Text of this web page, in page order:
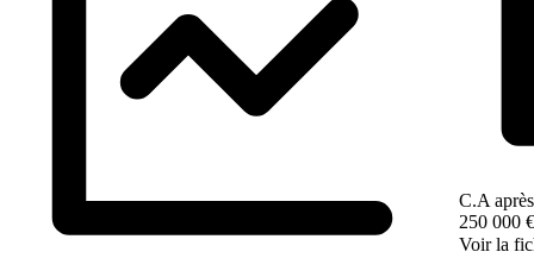
C.A
250 000 €
Voir la